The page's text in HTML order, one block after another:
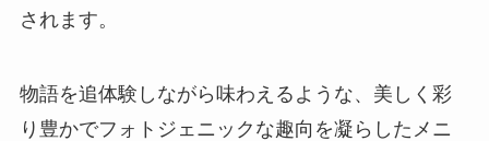
されます。
物語を追体験しながら味わえるような、美しく彩
り豊かでフォトジェニックな趣向を凝らしたメニ